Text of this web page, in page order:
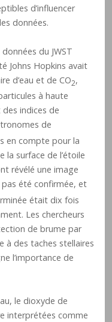
d’influencer
données.
du JWST
Johns Hopkins avait
d’eau et de CO2,
à haute
indices de
de
en compte pour la
la surface de l’étoile
révélé une image
pas été confirmée, et
était dix fois
Les chercheurs
de brume par
à des taches stellaires
l’importance de
le dioxyde de
interprétées comme